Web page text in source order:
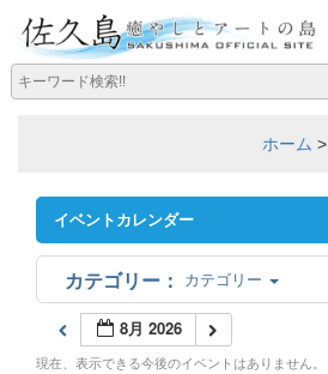
ホーム >
イベントカレンダー
カテゴリー
8月 2026
現在、表示できる今後のイベントはありません。